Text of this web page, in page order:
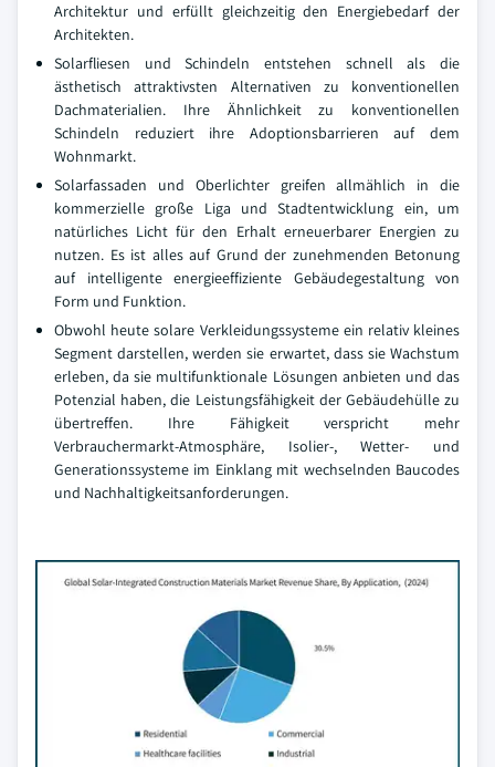
Architektur und erfüllt gleichzeitig den Energiebedarf der
Architekten.
Solarfliesen und Schindeln entstehen schnell als die
ästhetisch attraktivsten Alternativen zu konventionellen
Dachmaterialien. Ihre Ähnlichkeit zu konventionellen
Schindeln reduziert ihre Adoptionsbarrieren auf dem
Wohnmarkt.
Solarfassaden und Oberlichter greifen allmählich in die
kommerzielle große Liga und Stadtentwicklung ein, um
natürliches Licht für den Erhalt erneuerbarer Energien zu
nutzen. Es ist alles auf Grund der zunehmenden Betonung
auf intelligente energieeffiziente Gebäudegestaltung von
Form und Funktion.
Obwohl heute solare Verkleidungssysteme ein relativ kleines
Segment darstellen, werden sie erwartet, dass sie Wachstum
erleben, da sie multifunktionale Lösungen anbieten und das
Potenzial haben, die Leistungsfähigkeit der Gebäudehülle zu
übertreffen. Ihre Fähigkeit verspricht mehr
Verbrauchermarkt-Atmosphäre, Isolier-, Wetter- und
Generationssysteme im Einklang mit wechselnden Baucodes
und Nachhaltigkeitsanforderungen.